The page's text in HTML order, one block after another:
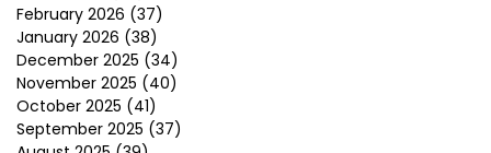
February 2026 (37)
January 2026 (38)
December 2025 (34)
November 2025 (40)
October 2025 (41)
September 2025 (37)